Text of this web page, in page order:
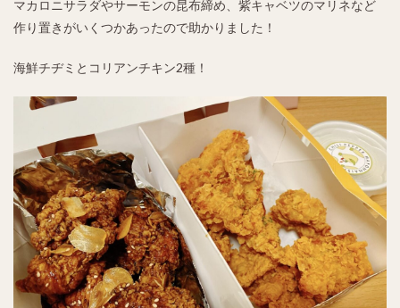
マカロニサラダやサーモンの昆布締め、紫キャベツのマリネなど
作り置きがいくつかあったので助かりました！
海鮮チヂミとコリアンチキン2種！